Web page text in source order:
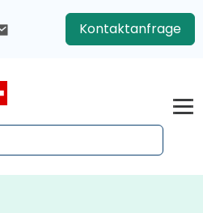
Kontaktanfrage